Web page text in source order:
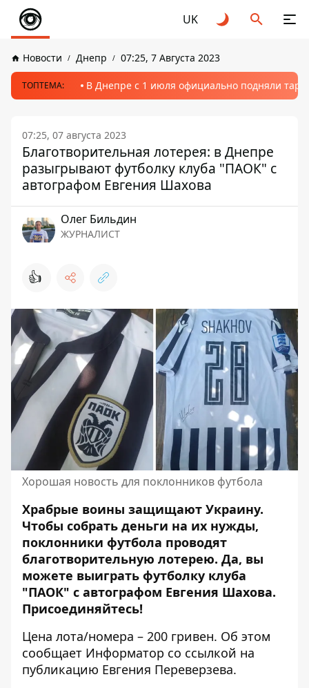
UK
Новости Днепр 07:25, 7 Августа 2023
ТОПТЕМА: В Днепре с 1 июля официально подняли
07:25, 07 августа 2023
Благотворительная лотерея: в Днепре
разыгрывают футболку клуба "ПАОК" с
автографом Евгения Шахова
Олег Бильдин
ЖУРНАЛИСТ
👍
Хорошая новость для поклонников футбола
Храбрые воины защищают Украину.
Чтобы собрать деньги на их нужды,
поклонники футбола проводят
благотворительную лотерею. Да, вы
можете выиграть футболку клуба
"ПАОК" с автографом Евгения Шахова.
Присоединяйтесь!
Цена лота/номера – 200 гривен. Об этом
сообщает Информатор со ссылкой на
публикацию Евгения Переверзева.